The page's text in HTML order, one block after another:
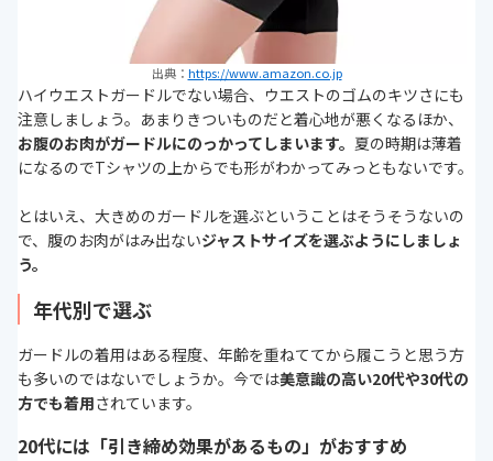
出典： https://www.amazon.co.jp
ハイウエストガードルでない場合、ウエストのゴムのキツさにも
注意しましょう。あまりきついものだと着心地が悪くなるほか、
お腹のお肉がガードルにのっかってしまいます。 夏の時期は薄着
になるのでTシャツの上からでも形がわかってみっともないです。
とはいえ、大きめのガードルを選ぶということはそうそうないの
で、腹のお肉がはみ出ないジャストサイズを選ぶようにしましょ
う。
年代別で選ぶ
ガードルの着用はある程度、年齢を重ねててから履こうと思う方
も多いのではないでしょうか。今では美意識の高い20代や30代の
方でも着用されています。
20代には「引き締め効果があるもの」がおすすめ